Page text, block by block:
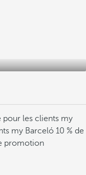
pour les clients my
my Barceló 10 % de
promotion